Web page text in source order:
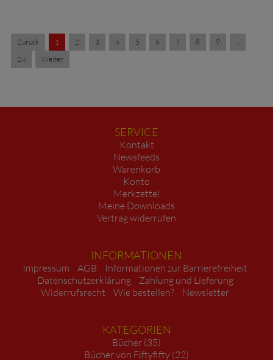
Zurück 1 2 3 4 5 6 7 8 9
24
Weiter
SERVICE
Kontakt
Newsfeeds
Warenkorb
Konto
Merkzettel
Meine Downloads
Vertrag widerrufen
INFORMATIONEN
Impressum AGB
Informationen zur Barrierefreiheit
Datenschutzerklärung
Zahlung und Lieferung
Widerrufsrecht
Wie bestellen? Newsletter
KATEGORIEN
Bücher (35)
Bücher von Fiftyfifty (22)